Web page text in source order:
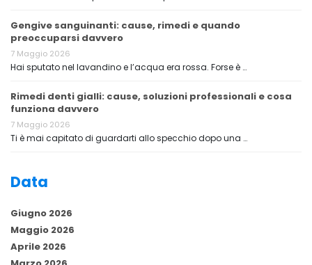
Gengive sanguinanti: cause, rimedi e quando
preoccuparsi davvero
7 Maggio 2026
Hai sputato nel lavandino e l’acqua era rossa. Forse è …
Rimedi denti gialli: cause, soluzioni professionali e cosa
funziona davvero
7 Maggio 2026
Ti è mai capitato di guardarti allo specchio dopo una …
Data
Giugno 2026
Maggio 2026
Aprile 2026